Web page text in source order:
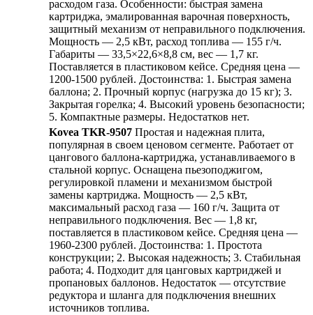
расходом газа. Особенности: быстрая замена
картриджа, эмалированная варочная поверхность,
защитный механизм от неправильного подключения.
Мощность — 2,5 кВт, расход топлива — 155 г/ч.
Габариты — 33,5×22,6×8,8 см, вес — 1,7 кг.
Поставляется в пластиковом кейсе. Средняя цена —
1200-1500 рублей. Достоинства: 1. Быстрая замена
баллона; 2. Прочный корпус (нагрузка до 15 кг); 3.
Закрытая горелка; 4. Высокий уровень безопасности;
5. Компактные размеры. Недостатков нет.
Kovea TKR-9507 Простая и надежная плита,
популярная в своем ценовом сегменте. Работает от
цангового баллона-картриджа, устанавливаемого в
стальной корпус. Оснащена пьезоподжигом,
регулировкой пламени и механизмом быстрой
замены картриджа. Мощность — 2,5 кВт,
максимальный расход газа — 160 г/ч. Защита от
неправильного подключения. Вес — 1,8 кг,
поставляется в пластиковом кейсе. Средняя цена —
1960-2300 рублей. Достоинства: 1. Простота
конструкции; 2. Высокая надежность; 3. Стабильная
работа; 4. Подходит для цанговых картриджей и
пропановых баллонов. Недостаток — отсутствие
редуктора и шланга для подключения внешних
источников топлива.